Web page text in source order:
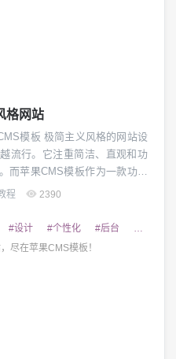
格网站
格的网站设
流行。它注重简洁、直观和功
而苹果CMS模板作为一款功能
的最佳选择。 1. 简洁、
。它深受苹果操作系统的设计
程 2390
#设计 #个性化 #后台 #易用